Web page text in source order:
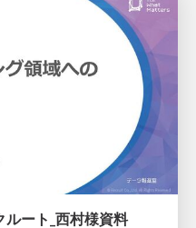
ート_西村様資料